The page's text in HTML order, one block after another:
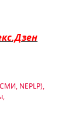
NEPLP),
,